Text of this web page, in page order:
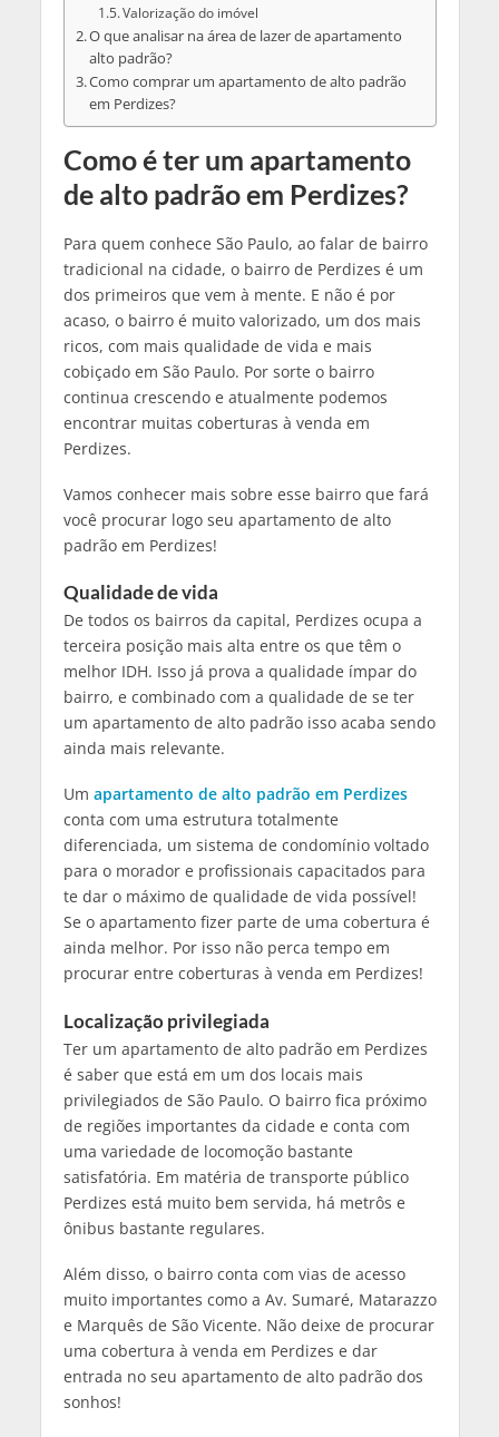
Valorização do imóvel
O que analisar na área de lazer de apartamento
alto padrão?
Como comprar um apartamento de alto padrão
em Perdizes?
Como é ter um apartamento
de alto padrão em Perdizes?
Para quem conhece São Paulo, ao falar de bairro
tradicional na cidade, o bairro de Perdizes é um
dos primeiros que vem à mente. E não é por
acaso, o bairro é muito valorizado, um dos mais
ricos, com mais qualidade de vida e mais
cobiçado em São Paulo. Por sorte o bairro
continua crescendo e atualmente podemos
encontrar muitas coberturas à venda em
Perdizes.
Vamos conhecer mais sobre esse bairro que fará
você procurar logo seu apartamento de alto
padrão em Perdizes!
Qualidade de vida
De todos os bairros da capital, Perdizes ocupa a
terceira posição mais alta entre os que têm o
melhor IDH. Isso já prova a qualidade ímpar do
bairro, e combinado com a qualidade de se ter
um apartamento de alto padrão isso acaba sendo
ainda mais relevante.
Um apartamento de alto padrão em Perdizes
conta com uma estrutura totalmente
diferenciada, um sistema de condomínio voltado
para o morador e profissionais capacitados para
te dar o máximo de qualidade de vida possível!
Se o apartamento fizer parte de uma cobertura é
ainda melhor. Por isso não perca tempo em
procurar entre coberturas à venda em Perdizes!
Localização privilegiada
Ter um apartamento de alto padrão em Perdizes
é saber que está em um dos locais mais
privilegiados de São Paulo. O bairro fica próximo
de regiões importantes da cidade e conta com
uma variedade de locomoção bastante
satisfatória. Em matéria de transporte público
Perdizes está muito bem servida, há metrôs e
ônibus bastante regulares.
Além disso, o bairro conta com vias de acesso
muito importantes como a Av. Sumaré, Matarazzo
e Marquês de São Vicente. Não deixe de procurar
uma cobertura à venda em Perdizes e dar
entrada no seu apartamento de alto padrão dos
sonhos!